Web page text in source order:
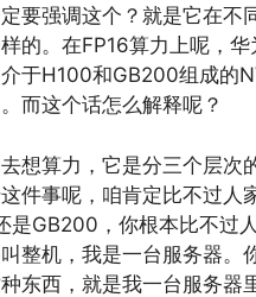
要强调这个？就是它在不
的。在FP16算力上呢，
于H100和GB200组成的
而这个话怎么解释呢？
想算力，它是分三个层次
件事呢，咱肯定比不过人
是GB200，你根本比不过
整机，我是一台服务器。
东西，就是我一台服务器